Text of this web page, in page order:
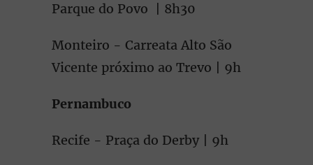
Parque do Povo | 8h30
Monteiro - Carreata Alto São
Vicente próximo ao Trevo | 9h
Pernambuco
Recife - Praça do Derby | 9h